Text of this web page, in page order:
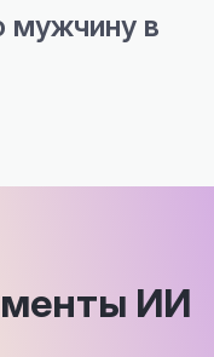
мужчину в
ИИ